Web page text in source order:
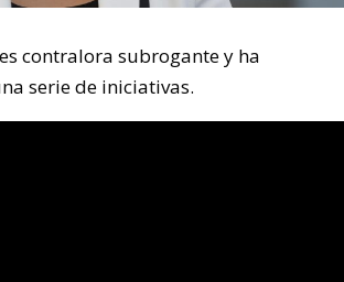
contralora subrogante y ha
serie de iniciativas.